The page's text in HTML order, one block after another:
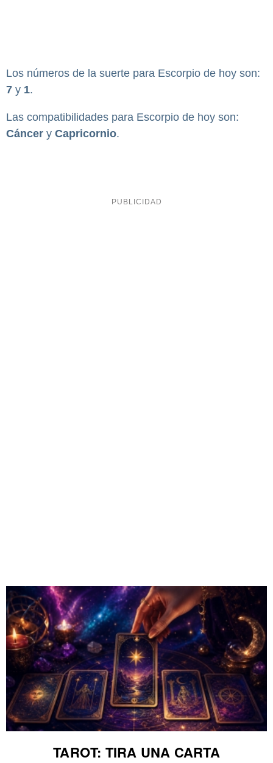
Los números de la suerte para Escorpio de hoy son:
7 y 1.
Las compatibilidades para Escorpio de hoy son:
Cáncer y Capricornio.
TAROT: TIRA UNA CARTA